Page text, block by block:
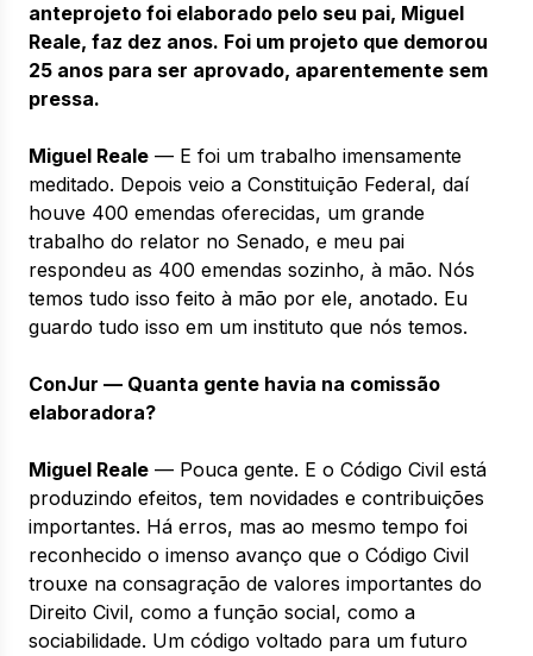
anteprojeto foi elaborado pelo seu pai, Miguel
Reale, faz dez anos. Foi um projeto que demorou
25 anos para ser aprovado, aparentemente sem
pressa.
Miguel Reale — E foi um trabalho imensamente
meditado. Depois veio a Constituição Federal, daí
houve 400 emendas oferecidas, um grande
trabalho do relator no Senado, e meu pai
respondeu as 400 emendas sozinho, à mão. Nós
temos tudo isso feito à mão por ele, anotado. Eu
guardo tudo isso em um instituto que nós temos.
ConJur — Quanta gente havia na comissão
elaboradora?
Miguel Reale — Pouca gente. E o Código Civil está
produzindo efeitos, tem novidades e contribuições
importantes. Há erros, mas ao mesmo tempo foi
reconhecido o imenso avanço que o Código Civil
trouxe na consagração de valores importantes do
Direito Civil, como a função social, como a
sociabilidade. Um código voltado para um futuro